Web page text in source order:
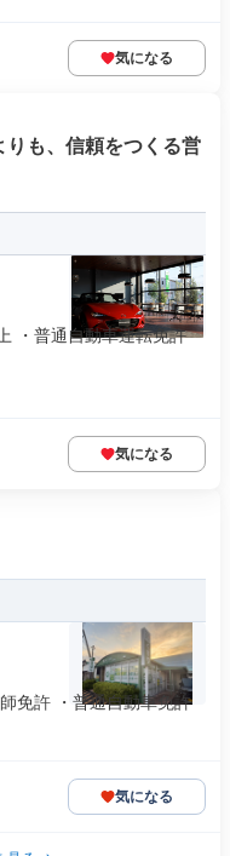
気になる
りも、信頼をつくる営
・普通自動車運転免許
気になる
免許 ・普通自動車免許
気になる